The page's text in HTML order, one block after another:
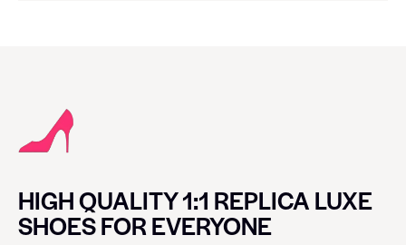
HIGH QUALITY 1:1 REPLICA LUXE
SHOES FOR EVERYONE